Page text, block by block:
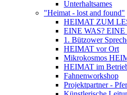
Unterhaltsames
"Heimat - lost and found"
HEIMAT ZUM
EINE WAS?
1. Bützower
HEIMAT vor Ort
Mikrokosmos
HEIMAT im
Fahnenworkshop
Projektpartner -